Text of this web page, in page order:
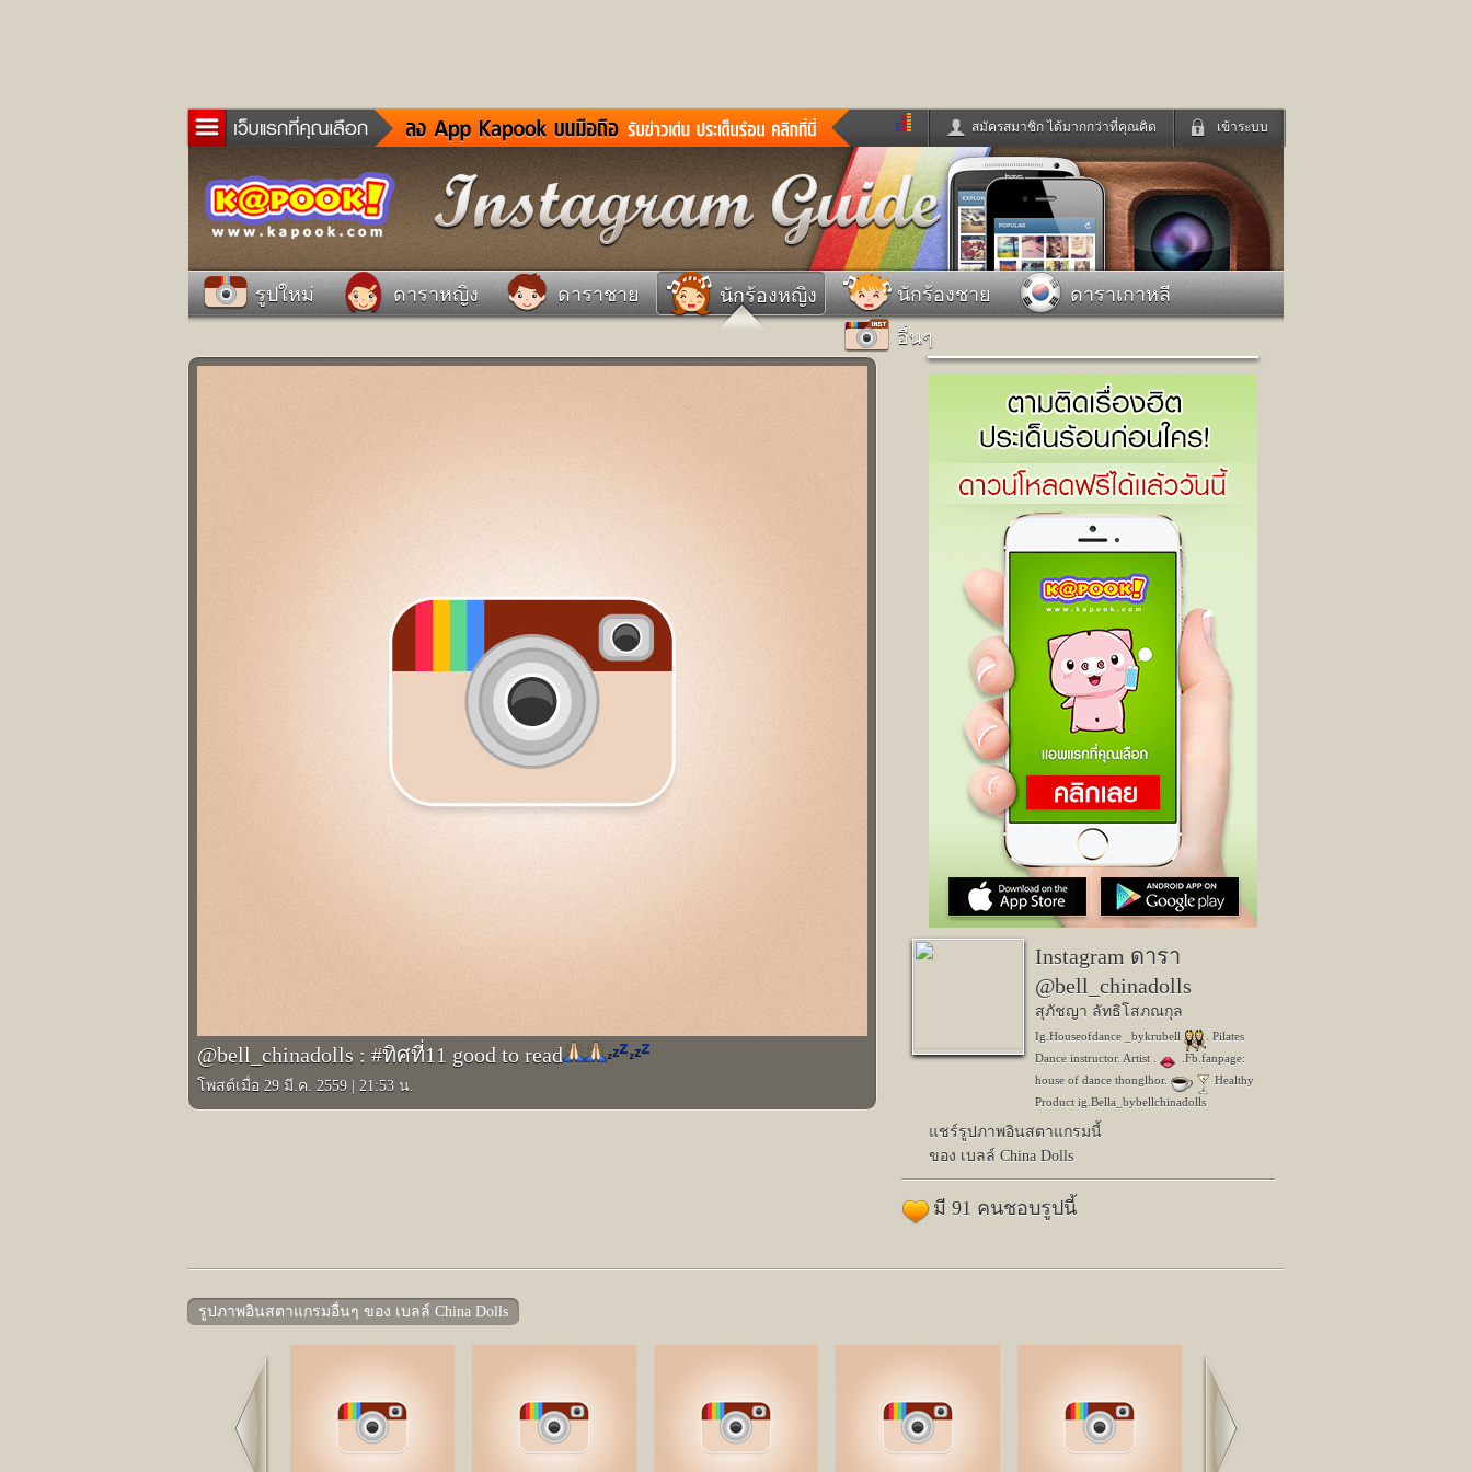
เข้าระบบ
สมัครสมาชิก ได้มากกว่าที่คุณคิด
ข่าวด่วน ข่าวสั้น ข่าวดารา
ดูทีวี
ละคร
หนังใหม่ ฟังเพลง
ฟังวิทยุออนไลน์
เกม
หมากรุกไทย แชทหมากฮอส
Glitter
แต่งงาน
แม่และเด็ก
ดูดวง
ทำนายฝัน สุขภาพ
สัตว์เลี้ยง
ผู้ชาย
ผลบอล บ้านและการตกแต่ง
ท่องเที่ยว
iCare
dictionary
เช็คความเร็วเน็ต
Facebook
เข้าระบบด้วย User Kapook
Email
Password
เข้าระบบด้วย Facebook
รูปใหม่ ดาราหญิง ดาราชาย นักร้องหญิง นักร้องชาย
ดาราเกาหลี
อื่นๆ
@bell_chinadolls : #ทิศที่11 good to read
โพสต์เมื่อ 29 มี.ค. 2559 21:53 น.
Instagram ดารา
@bell_chinadolls
สุภัชญา ลัทธิโสภณกุล
Ig.Houseofdance _bykrubell
. Pilates
Dance instructor. Artist .
.Fb.fanpage:
house of dance thonglhor.
Healthy
Product ig.Bella_bybellchinadolls
แชร์รูปภาพอินสตาแกรมนี้
ของ เบลล์ China Dolls
มี 91 คนชอบรูปนี้
รูปภาพอินสตาแกรมอื่นๆ ของ เบลล์ China Dolls